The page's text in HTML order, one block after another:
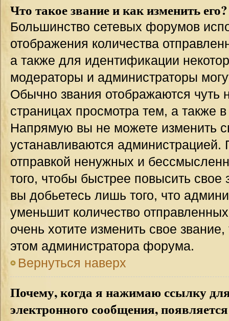
Что такое звание и как изменить его?
Большинство сетевых форумов
отображения количества
а также для идентификации
модераторы и администраторы
Обычно звания отображаются чуть
страницах просмотра тем, а также
Напрямую вы не можете изменить
устанавливаются администрацией.
отправкой ненужных и
того, чтобы быстрее повысить
вы добьетесь лишь того, что
уменьшит количество
очень хотите изменить свое
этом администратора форума.
Вернуться наверх
Почему, когда я нажимаю ссылку
электронного сообщения,